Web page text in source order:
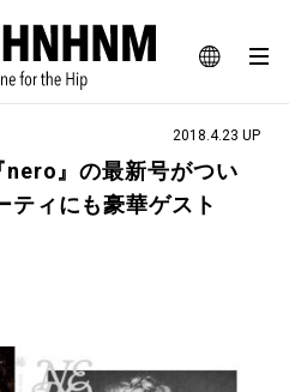
JA
EN
SNAP
ャー、ライフスタイルWEBマガジン
ナーグッド図鑑
JOURNAL
2018.4.23 UP
nero』の最新号がつい
ティにも豪華ゲスト